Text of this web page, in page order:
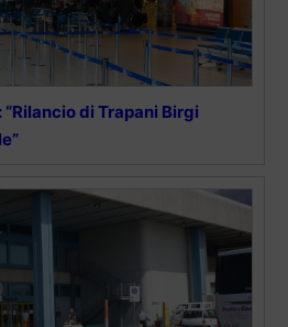
di Trapani Birgi